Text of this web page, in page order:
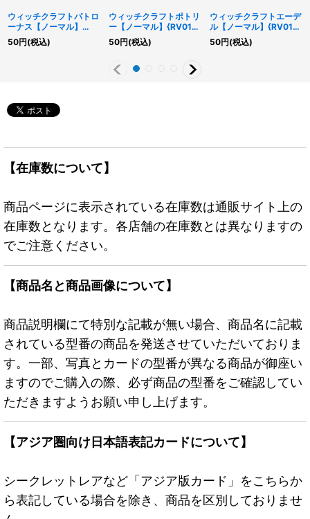
ウィッチクラフトパトロ
ーナス【ノーマル】
{RV01-JP046}《罠》
50円(税込)
ウィッチクラフトポトリ
ー【ノーマル】{RV01-
JP035}《モンスター》
50円(税込)
ウィッチクラフトエーデ
ル【ノーマル】{RV01-
JP032}《モンスター》
50円(税込)
【在庫数について】
商品ページに表示されている在庫数は通販サイト上の
在庫数となります。各店舗の在庫数とは異なりますの
でご注意ください。
【商品名と商品画像について】
商品説明欄にて特別な記載が無い場合、商品名に記載
されている型番の商品を発送させていただいておりま
す。一部、写真とカードの型番が異なる商品が御座い
ますのでご購入の際、必ず商品の型番をご確認してい
ただきますようお願い申し上げます。
【アジア圏向け日本語表記カードについて】
シークレットレアなど「アジア版カード」をこちらか
ら表記している場合を除き、商品を区別しておりませ